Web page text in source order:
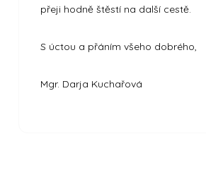
přeji hodně štěstí na další cestě.
S úctou a přáním všeho dobrého,
Mgr. Darja Kuchařová